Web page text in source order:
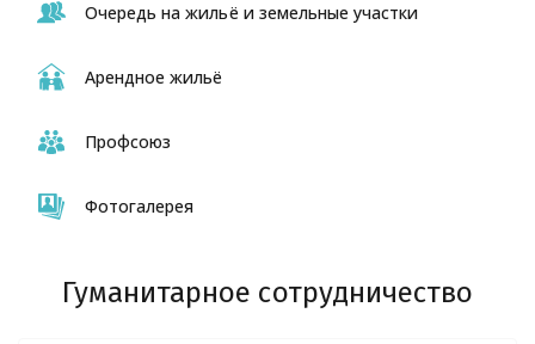
Очередь на жильё и земельные участки
Арендное жильё
Профсоюз
Фотогалерея
Гуманитарное сотрудничество